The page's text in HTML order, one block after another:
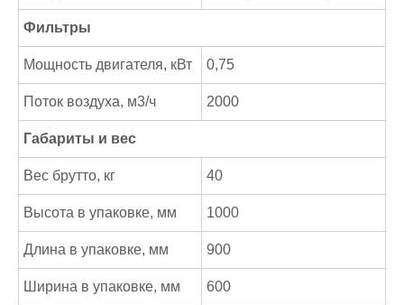
Фильтры
Мощность двигателя, кВт 0,75
Поток воздуха, м3/ч 2000
Габариты и вес
Вес брутто, кг 40
Высота в упаковке, мм 1000
Длина в упаковке, мм 900
Ширина в упаковке, мм 600